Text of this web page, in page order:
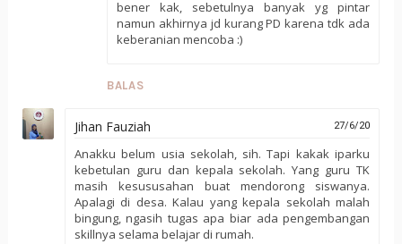
bener kak, sebetulnya banyak yg pintar
namun akhirnya jd kurang PD karena tdk ada
keberanian mencoba :)
BALAS
Jihan Fauziah 27/6/20
Anakku belum usia sekolah, sih. Tapi kakak iparku
kebetulan guru dan kepala sekolah. Yang guru TK
masih kesususahan buat mendorong siswanya.
Apalagi di desa. Kalau yang kepala sekolah malah
bingung, ngasih tugas apa biar ada pengembangan
skillnya selama belajar di rumah.